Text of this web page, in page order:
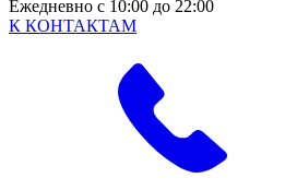
Ежедневно с 10:00 до 22:00
К КОНТАКТАМ